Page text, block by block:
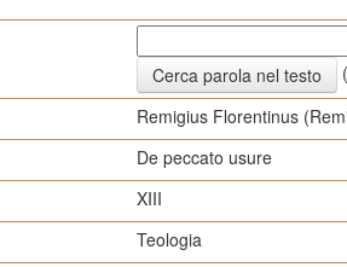
Remigius Florentinus
De peccato usure
XIII
Teologia